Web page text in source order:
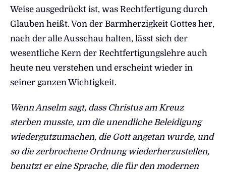
Weise ausgedrückt ist, was Rechtfertigung durch
Glauben heißt. Von der Barmherzigkeit Gottes her,
nach der alle Ausschau halten, lässt sich der
wesentliche Kern der Rechtfertigungslehre auch
heute neu verstehen und erscheint wieder in
seiner ganzen Wichtigkeit.
Wenn Anselm sagt, dass Christus am Kreuz
sterben musste, um die unendliche Beleidigung
wiedergutzumachen, die Gott angetan wurde, und
so die zerbrochene Ordnung wiederherzustellen,
benutzt er eine Sprache, die für den modernen